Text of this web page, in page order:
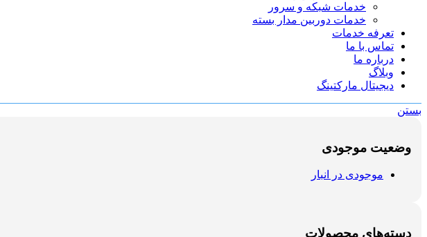
خدمات شبکه و سرور
خدمات دوربین مدار بسته
تعرفه خدمات
تماس با ما
درباره ما
وبلاگ
دیجیتال مارکتینگ
بستن
وضعیت موجودی
موجودی در انبار
دسته‌های محصولات